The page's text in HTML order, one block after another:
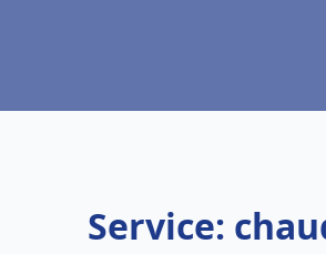
Service: